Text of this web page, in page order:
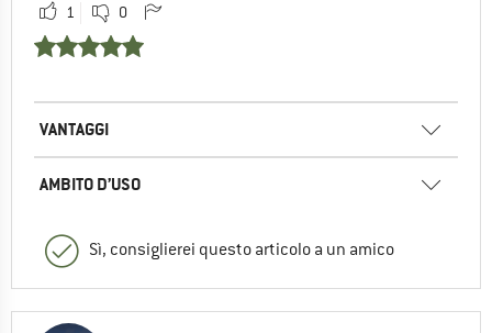
1 0
VANTAGGI
AMBITO D’USO
Sì, consiglierei questo articolo a un amico